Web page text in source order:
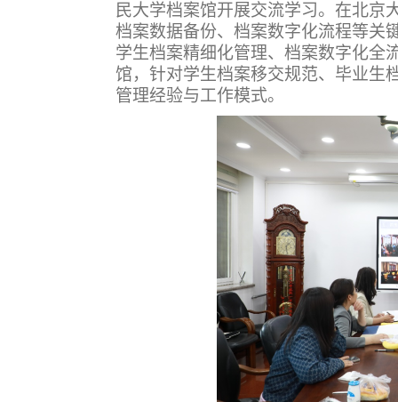
民大学档案馆开展交流学习。在北京
档案数据备份、档案数字化流程等关
学生档案精细化管理、档案数字化全
馆，针对学生档案移交规范、毕业生
管理经验与工作模式。